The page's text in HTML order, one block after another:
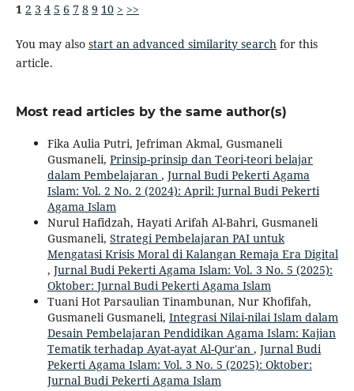
1 2 3 4 5 6 7 8 9 10 > >>
You may also start an advanced similarity searchfor this
article.
Most read articles by the same author(s)
Fika Aulia Putri, Jefriman Akmal, Gusmaneli
Gusmaneli, Prinsip-prinsip dan Teori-teori belajar
dalam Pembelajaran , Jurnal Budi Pekerti Agama
Islam: Vol. 2 No. 2 (2024): April: Jurnal Budi Pekerti
Agama Islam
Nurul Hafidzah, Hayati Arifah Al-Bahri, Gusmaneli
Gusmaneli, Strategi Pembelajaran PAI untuk
Mengatasi Krisis Moral di Kalangan Remaja Era Digital
, Jurnal Budi Pekerti Agama Islam: Vol. 3 No. 5 (2025):
Oktober: Jurnal Budi Pekerti Agama Islam
Tuani Hot Parsaulian Tinambunan, Nur Khofifah,
Gusmaneli Gusmaneli, Integrasi Nilai-nilai Islam dalam
Desain Pembelajaran Pendidikan Agama Islam: Kajian
Tematik terhadap Ayat-ayat Al-Qur'an , Jurnal Budi
Pekerti Agama Islam: Vol. 3 No. 5 (2025): Oktober:
Jurnal Budi Pekerti Agama Islam